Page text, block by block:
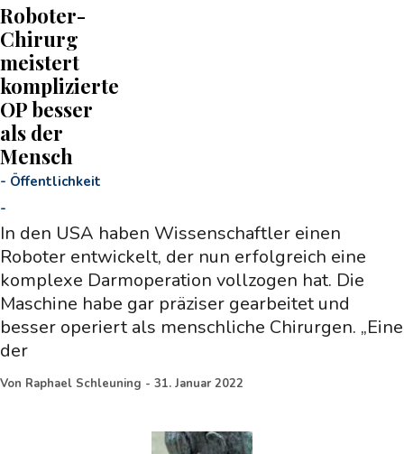
Roboter-
Chirurg
meistert
komplizierte
OP besser
als der
Mensch
- Öffentlichkeit
-
In den USA haben Wissenschaftler einen
Roboter entwickelt, der nun erfolgreich eine
komplexe Darmoperation vollzogen hat. Die
Maschine habe gar präziser gearbeitet und
besser operiert als menschliche Chirurgen. „Eine
der
Von Raphael Schleuning - 31. Januar 2022